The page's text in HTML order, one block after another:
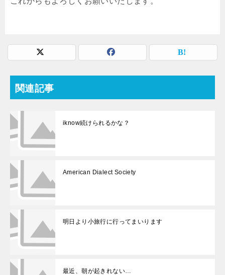
関連記事
iknow続けられるかな？
American Dialect Society
明日より小旅行に行ってまいります
最近、朝が起きれない…